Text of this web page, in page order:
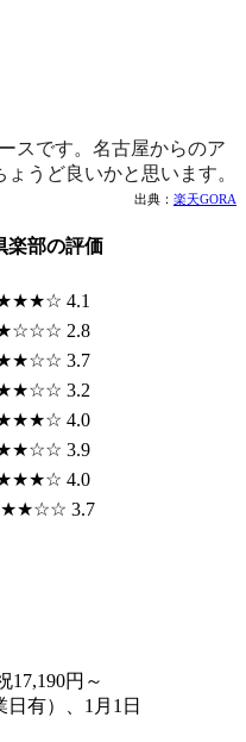
スです。名古屋からのア
うど良いかと思います。
出典： 楽天GORA
楽部の評価
4.1
2.8
3.7
3.2
4.0
3.9
4.0
3.7
円～
有）、1月1日